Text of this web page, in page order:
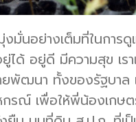
มั่นอย่างเต็มที่ในการ
ได้ อยู่ดี มีความสุข เร
ยพัฒนา ทั้งของรัฐบาล
กรณ์ เพื่อให้พี่น้องเกษต